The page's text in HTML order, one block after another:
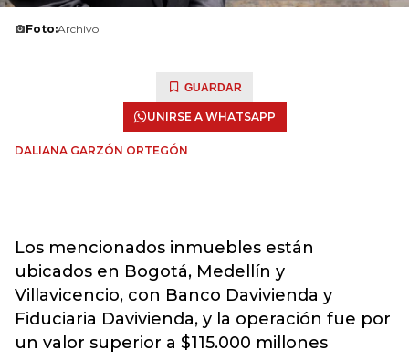
Foto:Archivo
GUARDAR
UNIRSE A WHATSAPP
DALIANA GARZÓN ORTEGÓN
Los mencionados inmuebles están
ubicados en Bogotá, Medellín y
Villavicencio, con Banco Davivienda y
Fiduciaria Davivienda, y la operación fue por
un valor superior a $115.000 millones